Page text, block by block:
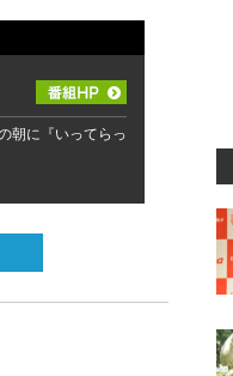
朝に『いってらっ